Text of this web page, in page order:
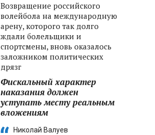
Возвращение российского
волейбола на международную
арену, которого так долго
ждали болельщики и
спортсмены, вновь оказалось
заложником политических
дрязг
Фискальный характер
наказания должен
уступать месту реальным
вложениям
Николай Валуев